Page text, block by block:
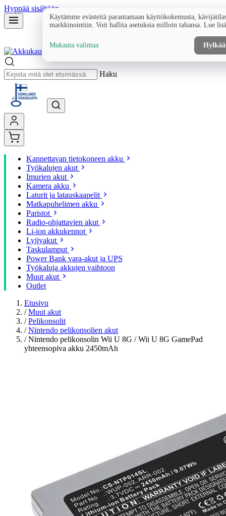
Hyppää sisältöön
Haku
Kannettavan tietokoneen akku
Työkalujen akut
Imurien akut
Kamera akku
Laturit ja latauskaapelit
Matkapuhelimen akku
Paristot
Radio-ohjattavien akut
Li-ion akkukennot
Lyijyakut
Taskulamput
Power Bank vara-akut ja UPS
Työkaluja akkujen vaihtoon
Muut akut
Outlet
Etusivu
/ Muut akut
/ Pelikonsolit
/ Nintendo pelikonsolien akut
/ Nintendo pelikonsolin Wii U 8G / Wii U 8G GamePad
yhteensopiva akku 2450mAh
Käytämme evästeitä parantamaan käyttökokemusta,
markkinointiin. Voit hallita asetuksia milloin tahansa. Lue
Mukauta valintaa Hylkää